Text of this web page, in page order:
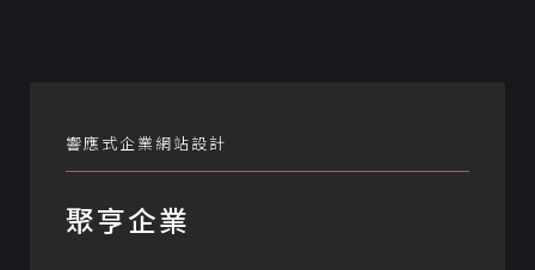
響應式企業網站設計
聚亨企業